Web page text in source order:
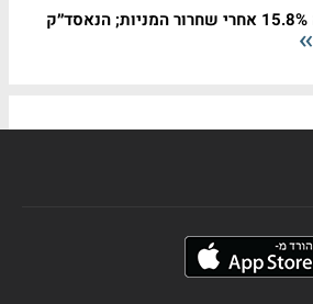
ספייס X זינקה 15.8% אחרי שחרור המניות; הנאסד״ק